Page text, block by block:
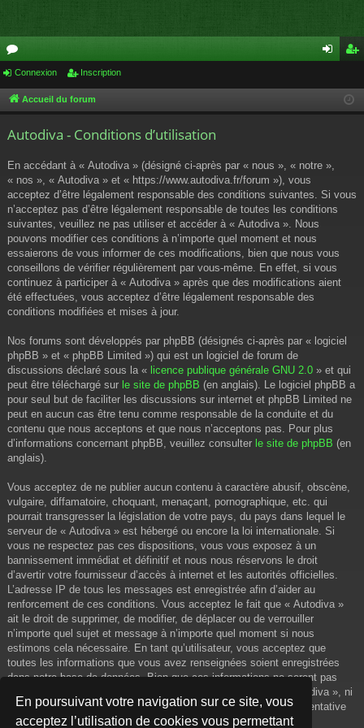
En poursuivant votre navigation sur ce site, vous
acceptez l’utilisation de cookies vous permettant
or
u cri
Connexion Inscription
Accueil du forum
Autodiva - Conditions d’utilisation
En accédant à « Autodiva » (désigné ci-après par « nous », « notre »,
« nos », « Autodiva » et « https://www.autodiva.fr/forum »), vous
acceptez d’être légalement responsable des conditions suivantes. Si vous
n’acceptez pas d’être légalement responsable de toutes les conditions
suivantes, veuillez ne pas utiliser et accéder à « Autodiva ». Nous
pouvons modifier ces conditions à n’importe quel moment et nous
essaierons de vous informer de ces modifications, bien que nous vous
conseillons de vérifier régulièrement par vous-même. En effet, si vous
continuez à participer à « Autodiva » après que des modifications aient
été effectuées, vous acceptez d’être légalement responsable des
conditions modifiées et mises à jour.
Nos forums sont développés par phpBB (désignés ci-après par « logiciel
phpBB » et « phpBB Limited ») qui est un logiciel de forum de
discussions déclaré sous la « licence publique générale GNU 2.0 » et qui
peut être téléchargé sur le site de phpBB (en anglais). Le logiciel phpBB a
pour seul but de faciliter les discussions sur internet et phpBB Limited ne
peut en aucun cas être tenu comme responsable de la conduite et du
contenu que nous acceptons et que nous n’acceptons pas. Pour plus
d’informations concernant phpBB, veuillez consulter le site de phpBB (en
anglais).
Vous acceptez de ne publier aucun contenu à caractère abusif, obscène,
vulgaire, diffamatoire, choquant, menaçant, pornographique, etc. qui
pourrait transgresser la législation de votre pays, du pays dans lequel le
serveur de « Autodiva » est hébergé ou encore la loi internationale. Si
vous ne respectez pas ces dispositions, vous vous exposez à un
bannissement immédiat et définitif et nous nous réservons le droit
d’avertir votre fournisseur d’accès à internet et les autorités officielles.
L’adresse IP de tous les messages est enregistrée afin d’aider au
renforcement de ces conditions. Vous acceptez le fait que « Autodiva »
ait le droit de supprimer, de modifier, de déplacer ou de verrouiller
n’importe quel sujet et message à n’importe quel moment si nous
estimons cela nécessaire. En tant qu’utilisateur, vous acceptez que
toutes les informations que vous avez renseignées soient enregistrées
dans notre base de données. Bien que ces informations ne seront pas
diffusées à une tierce partie sans votre consentement, ni « Autodiva », ni
phpBB, ne pourront être tenus comme responsables en cas de tentative
de piratage informatique visant à compromettre vos données.